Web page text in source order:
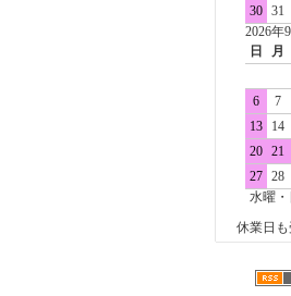
30
31
2026年
日
月
6
7
13
14
20
21
27
28
水曜
休業日